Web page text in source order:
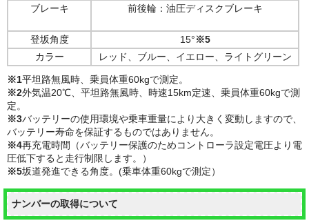
ブレーキ
前後輪：油圧ディスクブレーキ
登坂角度 15°※5
カラー
レッド、ブルー、イエロー、ライトグリーン
※1平坦路無風時、乗員体重60kgで測定。
※2外気温20℃、平坦路無風時、時速15km定速、乗員体重60kgで測
定。
※3バッテリーの使用環境や乗車重量により大きく変動しますので、
バッテリー寿命を保証するものではありません。
※4再充電時間（バッテリー保護のためコントローラ設定電圧より電
圧低下すると走行制限します。）
※5坂道発進できる角度。(乗車体重60kgで測定）
ナンバーの取得について